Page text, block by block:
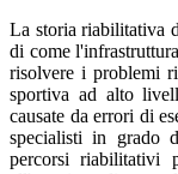
La storia riabilitativa
di come
risolvere i problemi
sportiva ad alto
causate da errori di
specialisti in grado
percorsi riabilitativi